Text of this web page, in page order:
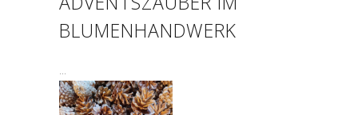
BLUMENHANDWERK